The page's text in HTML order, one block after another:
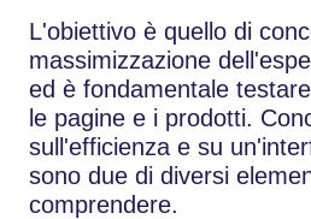
L'obiettivo è quello di
massimizzazione
ed è fondamentale
le pagine e i prodotti.
sull'efficienza e su
sono due di diversi
comprendere.